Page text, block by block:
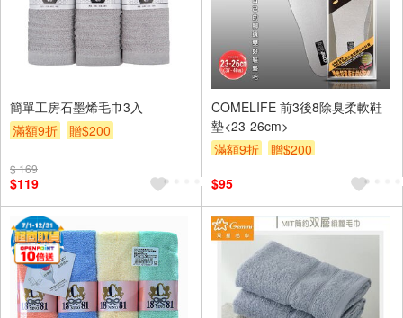
簡單工房石墨烯毛巾3入
滿額9折
贈$200
$ 169
$119
COMELIFE 前3後8除臭柔軟鞋
墊<23-26cm>
滿額9折
贈$200
$95